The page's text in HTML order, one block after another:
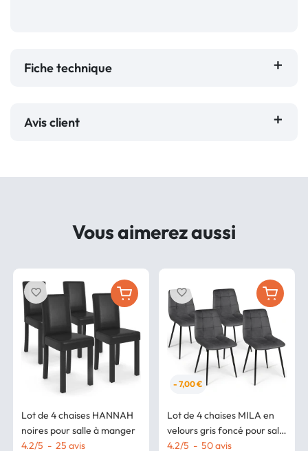
Fiche technique
Avis client
Vous aimerez aussi
Lot de 4 chaises HANNAH
noires pour salle à manger
4.2/5 - 25 avis
favorite_border
- 7,00 €
Lot de 4 chaises MILA en
velours gris foncé pour salle
à manger
4.2/5 - 50avis
favorite_border